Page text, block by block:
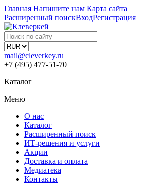
Главная Напишите нам Карта сайта
Расширенный поискВходРегистрация
mail@cleverkey.ru
+7 (495) 477-51-70
Каталог
Меню
О нас
Каталог
Расширенный поиск
ИТ-решения и услуги
Акции
Доставка и оплата
Медиатека
Контакты